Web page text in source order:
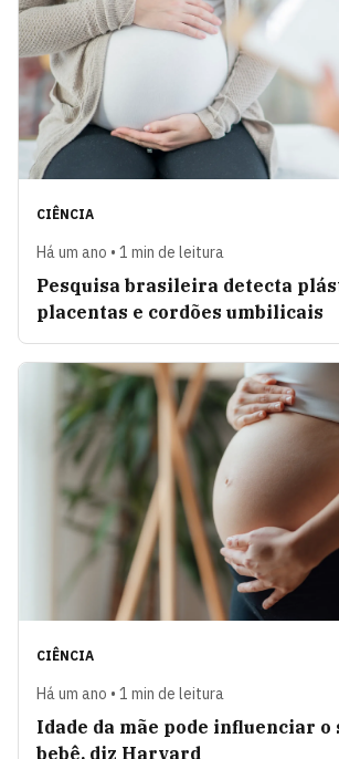
CIÊNCIA
Há um ano • 1 min de leitura
Pesquisa brasileira detecta
placentas e cordões umbilicais
CIÊNCIA
Há um ano • 1 min de leitura
Idade da mãe pode influenciar o
bebê, diz Harvard